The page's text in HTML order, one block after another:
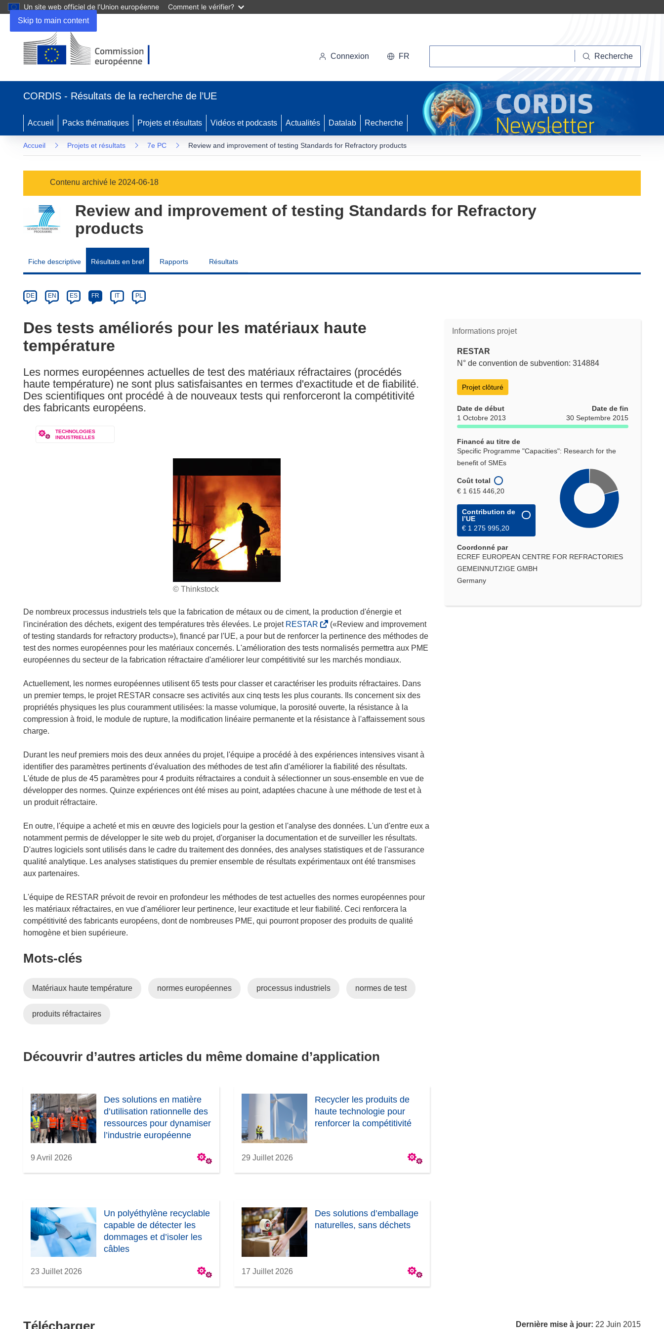
Skip to main content
Un site web officiel de l’Union européenne Comment le vérifier?
une
fenêtre)
Connexion FR Recherche
CORDIS - Résultats de la recherche de l’UE
Accueil Packs thématiques Projets et résultats Vidéos et podcasts Actualités Datalab Recherche
Accueil Projets et résultats 7e PC Review and improvement of testing Standards for Refractory products
Contenu archivé le 2024-06-18
Review and improvement of testing Standards for Refractory
products
Fiche descriptive Résultats en bref Rapports Résultats
Category
Article
available
the
following
languages:
DE EN ES FR IT PL
Des tests améliorés pour les matériaux haute
température
Les normes européennes actuelles de test des matériaux réfractaires (procédés
haute température) ne sont plus satisfaisantes en termes d'exactitude et de fiabilité.
Des scientifiques ont procédé à de nouveaux tests qui renforceront la compétitivité
des fabricants européens.
TECHNOLOGIES
INDUSTRIELLES
© Thinkstock
De nombreux processus industriels tels que la fabrication de métaux ou de ciment, la production d'énergie et
l'incinération des déchets, exigent des températures très élevées. Le projet RESTAR
s
’
o
v
r
e
d
s
u
n
e
u
v
e
l
f
e
n
(«Review and improvement
of testing standards for refractory products»), financé par l'UE, a pour but de renforcer la pertinence des méthodes de
test des normes européennes pour les matériaux concernés. L'amélioration des tests normalisés permettra aux PME
européennes du secteur de la fabrication réfractaire d'améliorer leur compétitivité sur les marchés mondiaux.
Actuellement, les normes européennes utilisent 65 tests pour classer et caractériser les produits réfractaires. Dans
un premier temps, le projet RESTAR consacre ses activités aux cinq tests les plus courants. Ils concernent six des
propriétés physiques les plus couramment utilisées: la masse volumique, la porosité ouverte, la résistance à la
compression à froid, le module de rupture, la modification linéaire permanente et la résistance à l'affaissement sous
charge.
Durant les neuf premiers mois des deux années du projet, l'équipe a procédé à des expériences intensives visant à
identifier des paramètres pertinents d'évaluation des méthodes de test afin d'améliorer la fiabilité des résultats.
L'étude de plus de 45 paramètres pour 4 produits réfractaires a conduit à sélectionner un sous-ensemble en vue de
développer des normes. Quinze expériences ont été mises au point, adaptées chacune à une méthode de test et à
un produit réfractaire.
En outre, l'équipe a acheté et mis en œuvre des logiciels pour la gestion et l'analyse des données. L'un d'entre eux a
notamment permis de développer le site web du projet, d'organiser la documentation et de surveiller les résultats.
D'autres logiciels sont utilisés dans le cadre du traitement des données, des analyses statistiques et de l'assurance
qualité analytique. Les analyses statistiques du premier ensemble de résultats expérimentaux ont été transmises
aux partenaires.
L'équipe de RESTAR prévoit de revoir en profondeur les méthodes de test actuelles des normes européennes pour
les matériaux réfractaires, en vue d'améliorer leur pertinence, leur exactitude et leur fiabilité. Ceci renforcera la
compétitivité des fabricants européens, dont de nombreuses PME, qui pourront proposer des produits de qualité
homogène et bien supérieure.
Mots‑clés
Matériaux haute température normes européennes processus industriels normes de test
produits réfractaires
Découvrir d’autres articles du même domaine d’application
Des solutions en matière
d’utilisation rationnelle des
ressources pour dynamiser
l’industrie européenne
9 Avril 2026
Recycler les produits de
haute technologie pour
renforcer la compétitivité
29 Juillet 2026
Un polyéthylène recyclable
capable de détecter les
dommages et d’isoler les
câbles
23 Juillet 2026
Des solutions d’emballage
naturelles, sans déchets
17 Juillet 2026
Informations projet
RESTAR
N° de convention de subvention: 314884
Projet clôturé
Date de début
1 Octobre 2013
Date de fin
30 Septembre 2015
Financé au titre de
Specific Programme "Capacities": Research for the
benefit of SMEs
Coût total
€ 1 615 446,20
Contribution de
l’UE
€ 1 275 995,20
Coordonné par
ECREF EUROPEAN CENTRE FOR REFRACTORIES
GEMEINNUTZIGE GMBH
Germany
TéléchargerTélécharger
Dernière mise à jour: 22 Juin 2015